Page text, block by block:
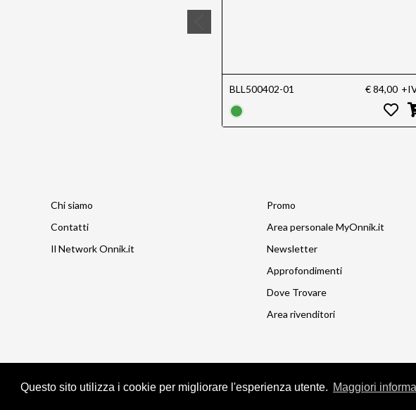
Questo sito utilizza i cookie per migliorare l'esperienza utente. Maggiori
BLL500402-01 € 84,00
Chi siamo
Contatti
Il Network Onnik.it
Promo
Area personale MyOnnik.it
Newsletter
Approfondimenti
Dove Trovare
Area rivenditori